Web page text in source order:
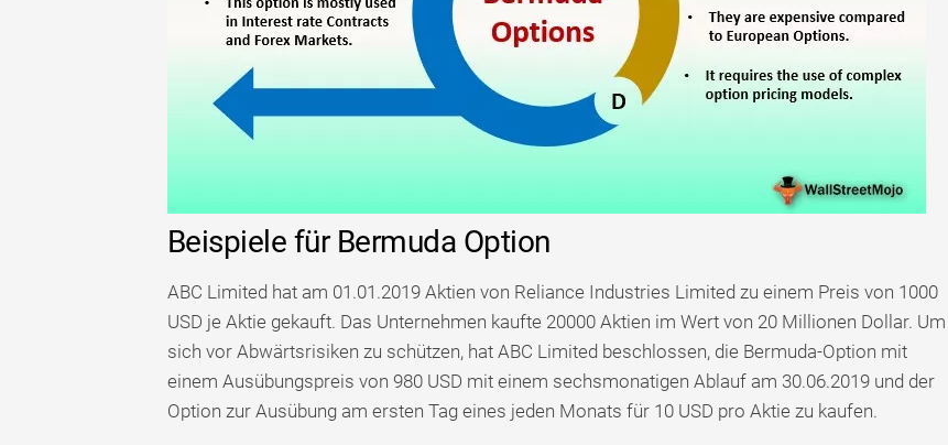
Beispiele für Bermuda Option
ABC Limited hat am 01.01.2019 Aktien von Reliance Industries Limited zu einem Preis von 1000
USD je Aktie gekauft. Das Unternehmen kaufte 20000 Aktien im Wert von 20 Millionen Dollar. Um
sich vor Abwärtsrisiken zu schützen, hat ABC Limited beschlossen, die Bermuda-Option mit
einem Ausübungspreis von 980 USD mit einem sechsmonatigen Ablauf am 30.06.2019 und der
Option zur Ausübung am ersten Tag eines jeden Monats für 10 USD pro Aktie zu kaufen.